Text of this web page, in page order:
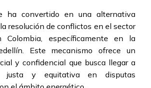
ha convertido en una alternativa
resolución de conflictos en el sector
Colombia, específicamente en la
Este mecanismo ofrece un
y confidencial que busca llegar a
justa y equitativa en disputas